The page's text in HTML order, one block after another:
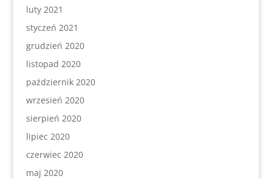
luty 2021
styczeń 2021
grudzień 2020
listopad 2020
październik 2020
wrzesień 2020
sierpień 2020
lipiec 2020
czerwiec 2020
maj 2020